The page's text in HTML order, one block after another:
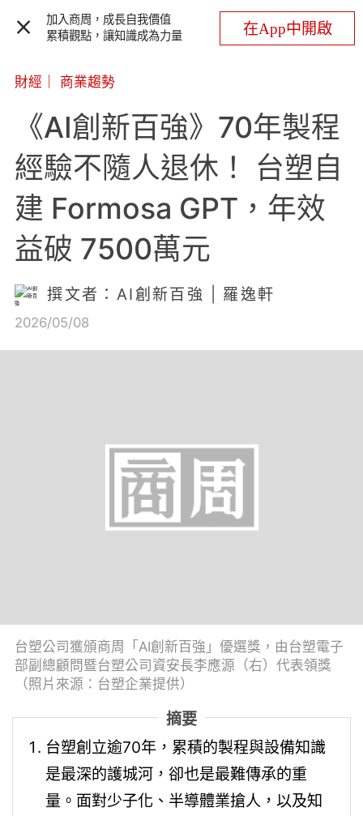
加入商周，成長自我價值
累積觀點，讓知識成為力量
在App中開啟
財經 商業趨勢
《AI創新百強》70年製程
經驗不隨人退休！ 台塑自
建 Formosa GPT，年效
益破 7500萬元
撰文者：AI創新百強 | 羅逸軒
2026/05/08
台塑公司獲頒商周「AI創新百強」優選獎，由台塑電子
部副總顧問暨台塑公司資安長李應源（右）代表領獎
（照片來源：台塑企業提供）
摘要
台塑創立逾70年，累積的製程與設備知識
是最深的護城河，卻也是最難傳承的重
量。面對少子化、半導體業搶人，以及知